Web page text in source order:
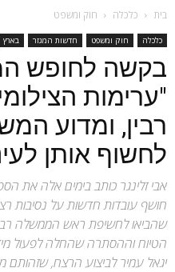
בית כלכלה חוק ומשפט
כלכלה חוק ומשפט חדשות המגזר בארץ
בקשה לחופש
"ערימות
רבין, ומדוע
לחשוף אותן
אבי זלינגר כותב בימים אלה את
חושף עובדות חדשות על נסיבות
שהביאו לחשיפת ראש הממשלה
הטיוח וההסתרה שהחלה לפעול
יגאל עמיר לביצוע הרצח,